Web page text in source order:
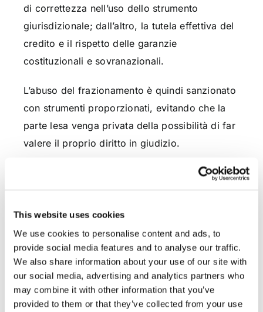
This website uses cookies
We use cookies to personalise content and ads, to
provide social media features and to analyse our traffic.
We also share information about your use of our site with
our social media, advertising and analytics partners who
may combine it with other information that you’ve
provided to them or that they’ve collected from your use
di correttezza nell’uso dello strumento
giurisdizionale; dall’altro, la tutela effettiva del
credito e il rispetto delle garanzie
costituzionali e sovranazionali.
L’abuso del frazionamento è quindi sanzionato
con strumenti proporzionati, evitando che la
parte lesa venga privata della possibilità di far
valere il proprio diritto in giudizio.
Dott. Guglielmo Bacci